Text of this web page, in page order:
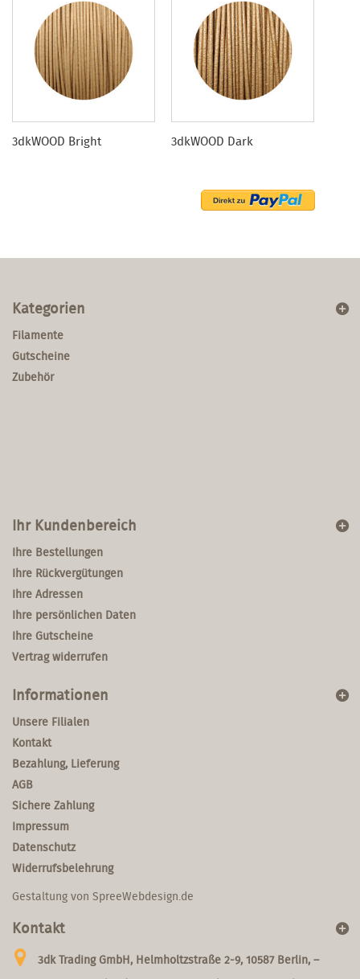
3dkWOOD Bright 3dkWOOD Dark
Kategorien
Filamente
Gutscheine
Zubehör
Ihr Kundenbereich
Ihre Bestellungen
Ihre Rückvergütungen
Ihre Adressen
Ihre persönlichen Daten
Ihre Gutscheine
Vertrag widerrufen
Informationen
Unsere Filialen
Kontakt
Bezahlung, Lieferung
AGB
Sichere Zahlung
Impressum
Datenschutz
Widerrufsbelehrung
Gestaltung von SpreeWebdesign.de
Kontakt
3dk Trading GmbH, Helmholtzstraße 2-9, 10587 Berlin, –